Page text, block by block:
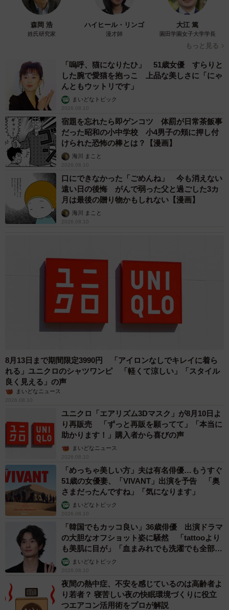
筋肉も脂肪もなく歩き方に力がなかった（なつさん提供、Instagramより
ボロボロの犬、川にいたところを亡くなった飼い
主が保護
保護した翌日、動物病院で朝一番に診てもらえることに。
その結果、毛の“鎧”の下の皮膚は赤くただれていて、餓死、
衰弱死寸前と診断。また両足アキレス腱断裂の外傷もみら
れました。そして…そんなひどい体の状態といわれた犬の
「ウーロンはもともと、川にいたところを亡くなった飼い
主さんが保護したそうです。以前の飼い主さんが判明しま
したが、迎えに来なかったと。その時すでに足がおかしか
ったとか。診察では、外傷なので両足のアキレス腱が断裂
することは、人的なものしか考えられないと言われまし
た。元の飼い主さんは車で1時間以上離れたところに住んで
いたそうで、おそらく、戻ってこれないように足を傷つけ
て離れたところにウーロンを捨てたんだと思います。予測
に過ぎないですが…迎えに来ないということは事実に近い
のだと思います」
長年、ネグレクトの状態だったというウーロンくん。トリ
ミングも終え、今はボロボロだった体もスッキリとかわい
い姿に変身しました。あとは優しい里親さんを待つばかり
です。
◇ ◇
森岡 浩
姓氏研究家
ハイヒール・リンゴ
漫才師
大江 篤
園田学園女子大学学長
もっと見る
「嗚呼、猫になりたひ」 51歳女優 すらりと
した腕で愛猫を抱っこ 上品な美しさに「にゃ
んともウットリです」
まいどなトピック
2026.08.10
宿題を忘れたら即ゲンコツ 体罰が日常茶飯事
だった昭和の小中学校 小4男子の頬に押し付
けられた恐怖の棒とは？【漫画】
海川 まこと
2026.08.10
口にできなかった「ごめんね」 今も消えない
遠い日の後悔 がんで弱った父と過ごした3カ
月は最後の贈り物かもしれない【漫画】
海川 まこと
2026.08.10
8月13日まで期間限定3990円 「アイロンなしでキレイに着ら
れる」ユニクロのシャツワンピ 「軽くて涼しい」「スタイル
良く見える」の声
まいどなニュース
2026.08.10
ユニクロ「エアリズム3Dマスク」が8月10日よ
り再販売 「ずっと再販を願ってて」「本当に
助かります！」購入者から喜びの声
まいどなニュース
2026.08.10
「めっちゃ美しい方」夫は有名俳優…もうすぐ
51歳の女優妻、「VIVANT」出演を予告 「奥
さまだったんですね」「気になります」
まいどなトピック
2026.08.10
「韓国でもカッコ良い」36歳俳優 出演ドラマ
の大胆なオフショット姿に騒然 「tattooより
も美肌に目が」「血まみれでも洗濯でも全部か
っこいい」
まいどなトピック
2026.08.10
夜間の熱中症、不安を感じているのは高齢者よ
り若者？ 寝苦しい夜の快眠環境づくりに役立
つエアコン活用術をプロが解説